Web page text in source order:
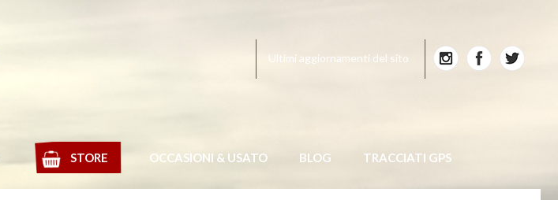
Ultimi aggiornamenti del sito
STORE OCCASIONI & USATO BLOG TRACCIATI GPS